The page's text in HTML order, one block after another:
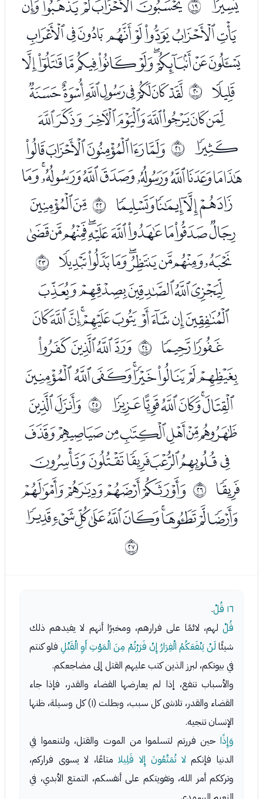
ﯛﯜﯝﯞﯟﯠﯡﯢ
ﯣﯤﯥﯦﯧﯨﯩﯪﯫﯬ
ﯭ ﰓﯯﯰﯱﯲﯳﯴﯵﯶ
ﯷﯸﯹﯺﯻﯼﯽﯾ
ﯿ ﰔ ﰁﰂﰃﰄﰅ
ﰆﰇﰈﰉﰊﰋﰌﰍﰎﰏ
ﰐﰑﰒﰓ ﰕﭑﭒ
ﭓﭔﭕﭖﭗﭘﭙﭚﭛﭜ
ﭝﭞﭟﭠﭡﭢﭣﭤ ﰖ
ﭦﭧﭨﭩﭪ
ﭫﭬﭭﭮﭯﭰﭱﭲﭳﭴ
ﭵﭶ ﰗ ﭸﭹﭺﭻ
ﭼﭽﭾﭿﮀﮁﮂﮃ
ﮄﮅﮆﮇﮈﮉ ﰘ ﮋﮌ
ﮍﮎﮏﮐﮑﮒﮓ
ﮔﮕﮖﮗﮘﮙ
ﮚ ﰙ ﮜﮝﮞﮟ
ﮠﮡﮢﮣﮤﮥﮦﮧﮨﮩ
ﰚ
١٦ قُلْ.
قُلْ لهم، لائمًا على فرارهم، ومخبرًا أنهم لا يفيدهم ذلك
شيئًا لَنْ يَنْفَعَكُمُ الْفِرَارُ إِنْ فَرَرْتُمْ مِنَ الْمَوْتِ أَوِ الْقَتْلِفلو كنتم
في بيوتكم، لبرز الذين كتب عليهم القتل إلى مضاجعكم.
والأسباب تنفع، إذا لم يعارضها القضاء والقدر، فإذا جاء
القضاء والقدر، تلاشى كل سبب، وبطلت (١) كل وسيلة، ظنها
الإنسان تنجيه.
وَإِذًا حين فررتم لتسلموا من الموت والقتل، ولتنعموا في
الدنيا فإنكم لا تُمَتَّعُونَ إِلا قَلِيلامتاعًا، لا يسوى فراركم،
وترككم أمر الله، وتفويتكم على أنفسكم، التمتع الأبدي، في